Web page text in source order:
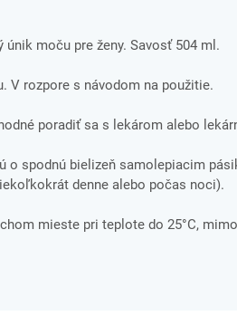
moču pre ženy. Savosť 504 ml.
V rozpore s návodom na použitie.
poradiť sa s lekárom alebo
o spodnú bielizeň samolepiacim
denne alebo počas noci).
mieste pri teplote do 25°C,